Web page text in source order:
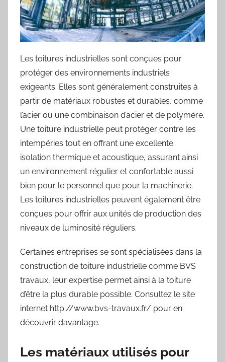
Les toitures industrielles sont conçues pour
protéger des environnements industriels
exigeants. Elles sont généralement construites à
partir de matériaux robustes et durables, comme
l’acier ou une combinaison d’acier et de polymère.
Une toiture industrielle peut protéger contre les
intempéries tout en offrant une excellente
isolation thermique et acoustique, assurant ainsi
un environnement régulier et confortable aussi
bien pour le personnel que pour la machinerie.
Les toitures industrielles peuvent également être
conçues pour offrir aux unités de production des
niveaux de luminosité réguliers.
Certaines entreprises se sont spécialisées dans la
construction de toiture industrielle comme BVS
travaux, leur expertise permet ainsi à la toiture
d’être la plus durable possible. Consultez le site
internet http://www.bvs-travaux.fr/ pour en
découvrir davantage.
Les matériaux utilisés pour